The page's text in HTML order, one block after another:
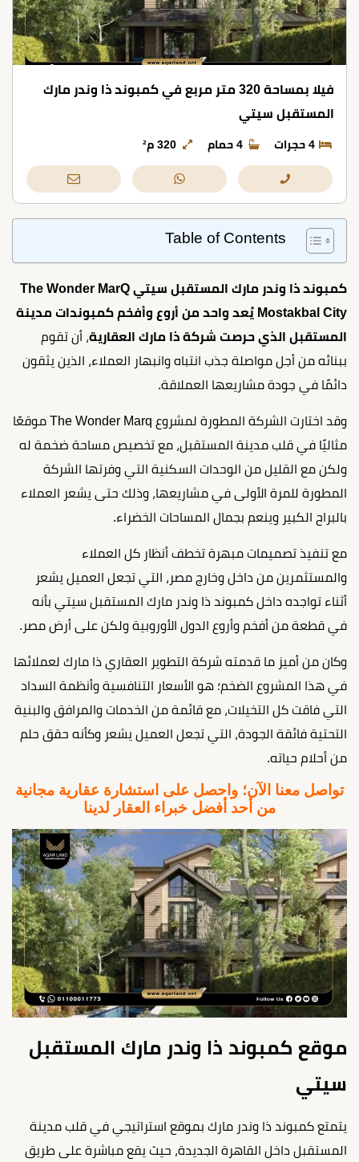
فيلا بمساحة 320 متر مربع في كمبوند ذا وندر مارك
المستقبل سيتي
4 حجرات 4 حمام 320 م²
Table of Contents
كمبوند ذا وندر مارك المستقبل سيتي The Wonder MarQ
Mostakbal City يُعد واحد من أروع وأفخم كمبوندات مدينة
المستقبل الذي حرصت شركة ذا مارك العقارية، أن تقوم
ببنائه من أجل مواصلة جذب انتباه وانبهار العملاء، الذين يثقون
دائمًا في جودة مشاريعها العملاقة.
وقد اختارت الشركة المطورة لمشروع The Wonder Marq موقعًا
مثاليًا في قلب مدينة المستقبل، مع تخصيص مساحة ضخمة له
ولكن مع القليل من الوحدات السكنية التي وفرتها الشركة
المطورة للمرة الأولى في مشاريعها، وذلك حتى يشعر العملاء
بالبراح الكبير وينعم بجمال المساحات الخضراء.
مع تنفيذ تصميمات مبهرة تخطف أنظار كل العملاء
والمستثمرين من داخل وخارج مصر، التي تجعل العميل يشعر
أثناء تواجده داخل كمبوند ذا وندر مارك المستقبل سيتي بأنه
في قطعة من أفخم وأروع الدول الأوروبية ولكن على أرض مصر.
وكان من أميز ما قدمته شركة التطوير العقاري ذا مارك لعملائها
في هذا المشروع الضخم؛ هو الأسعار التنافسية وأنظمة السداد
التي فاقت كل التخيلات، مع قائمة من الخدمات والمرافق والبنية
التحتية فائقة الجودة، التي تجعل العميل يشعر وكأنه حقق حلم
من أحلام حياته.
تواصل معنا الآن؛ واحصل على استشارة عقارية مجانية
من أحد أفضل خبراء العقار لدينا
موقع كمبوند ذا وندر مارك المستقبل
سيتي
يتمتع كمبوند ذا وندر مارك بموقع استراتيجي في قلب مدينة
المستقبل داخل القاهرة الجديدة، حيث يقع مباشرة على طريق